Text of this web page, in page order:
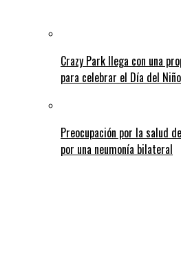
Crazy Park llega con una
para celebrar el Día del Niño
Preocupación por la salud
por una neumonía bilateral